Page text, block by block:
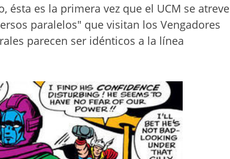
ésta es la primera vez que el UCM se atreve
paralelos" que visitan los Vengadores
parecen ser idénticos a la línea